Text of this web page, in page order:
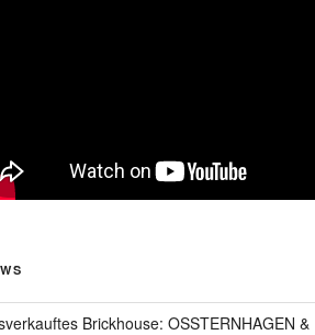
Brickhouse: OSSTERNHAGEN &